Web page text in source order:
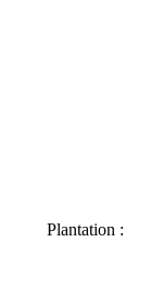
Plantation :